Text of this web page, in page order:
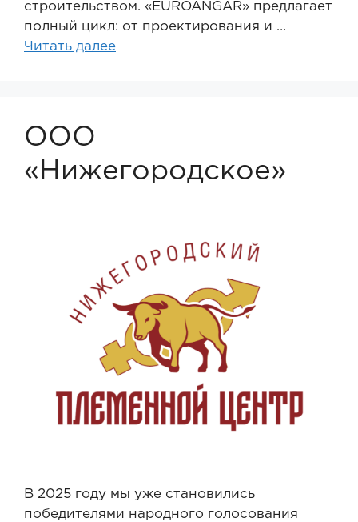
строительством. «EUROANGAR» предлагает
полный цикл: от проектирования и …
Читать далее
ООО
«Нижегородское»
В 2025 году мы уже становились
победителями народного голосования